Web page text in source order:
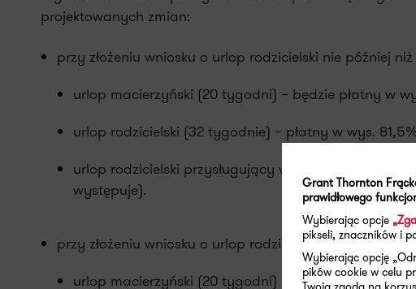
projektowanych zmian:
przy złożeniu wniosku o urlop rodzicielski nie później
urlop macierzyński (20 tygodni) – będzie płatny w
urlop rodzicielski (32 tygodnie) – płatny w wys.
urlop rodzicielski przysługujący wyłącznie drugiemu
występuje).
przy złożeniu wniosku o urlop rodzicielski co najmniej
urlop macierzyński (20 tygodni) – płatny 100% (tak
Grant Thornton
prawidłowego
Wybierając opcje
pikseli, znaczników i
Wybierając opcję
pików cookie w celu